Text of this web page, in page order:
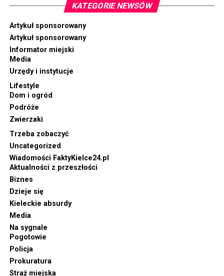
KATEGORIE NEWSÓW
Artykuł sponsorowany
Artykuł sponsorowany
Informator miejski
Media
Urzędy i instytucje
Lifestyle
Dom i ogród
Podróże
Zwierzaki
Trzeba zobaczyć
Uncategorized
Wiadomości FaktyKielce24.pl
Aktualności z przeszłości
Biznes
Dzieje się
Kieleckie absurdy
Media
Na sygnale
Pogotowie
Policja
Prokuratura
Straż miejska